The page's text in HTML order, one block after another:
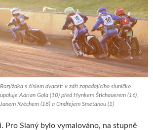
Rozjížďka s číslem dvacet: v záři zapadajícího sluníčko
upaluje Adrian Gala (10) před Hynkem Štichauerem (16),
Janem Kvěchem (18) a Ondřejem Smetanou (1)
Pro Slaný bylo vymalováno, na stupně